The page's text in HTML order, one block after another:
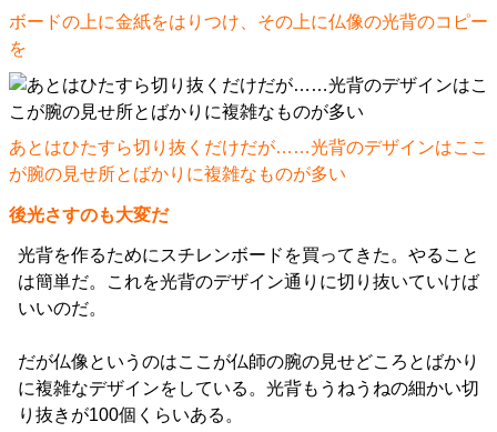
ボードの上に金紙をはりつけ、その上に仏像の光背のコピー
を
あとはひたすら切り抜くだけだが……光背のデザインはここ
が腕の見せ所とばかりに複雑なものが多い
後光さすのも大変だ
光背を作るためにスチレンボードを買ってきた。やること
は簡単だ。これを光背のデザイン通りに切り抜いていけば
いいのだ。
だが仏像というのはここが仏師の腕の見せどころとばかり
に複雑なデザインをしている。光背もうねうねの細かい切
り抜きが100個くらいある。